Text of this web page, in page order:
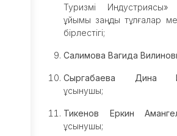
Туризмі Индустриясы»
ұйымы заңды тұлғалар
бірлестігі;
Салимова Вагида
Сыргабаева Дина
ұсынушы;
Тикенов Еркин
ұсынушы;